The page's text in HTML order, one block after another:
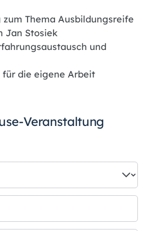
Thema Ausbildungsreife
Jan Stosiek
und
die eigene Arbeit
Veranstaltung